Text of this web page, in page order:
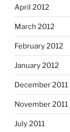
April 2012
March 2012
February 2012
January 2012
December 2011
November 2011
July 2011